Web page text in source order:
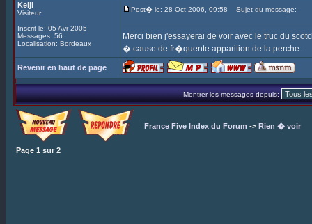
Keiji
Visiteur
Inscrit le: 05 Avr 2005
Messages: 56
Localisation: Bordeaux
Post� le: 28 Oct 2006, 09:58 Sujet du message:
Merci bien j'essayerai de voir avec le truc du
� cause de fr�quente apparition de la perche.
Revenir en haut de page
Montrer les messages depuis:
France Five Index du Forum -> Rien � voir
Page 1 sur 2